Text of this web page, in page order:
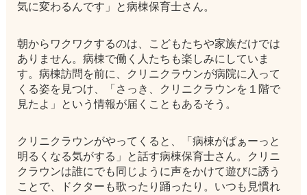
気に変わるんです」と病棟保育士さん。
朝からワクワクするのは、こどもたちや家族だけでは
ありません。病棟で働く人たちも楽しみにしていま
す。病棟訪問を前に、クリニクラウンが病院に入って
くる姿を見つけ、「さっき、クリニクラウンを１階で
見たよ」という情報が届くこともあるそう。
クリニクラウンがやってくると、「病棟がぱぁーっと
明るくなる気がする」と話す病棟保育士さん。クリニ
クラウンは誰にでも同じように声をかけて遊びに誘う
ことで、ドクターも歌ったり踊ったり。いつも見慣れ